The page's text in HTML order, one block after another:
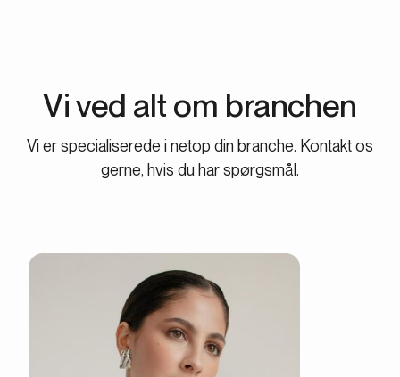
Vi ved alt om branchen
Vi er specialiserede i netop din branche. Kontakt os
gerne, hvis du har spørgsmål.